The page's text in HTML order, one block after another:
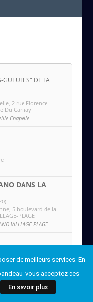
GUEULES" DE LA
, 2 rue Florence
Du Carnay
Chapelle
DANS LA
, 5 boulevard de la
PLAGE
VILLLAGE-PLAGE
de la fin des terres
la Basilique
de meilleurs services. En
vous acceptez ces
En savoir plus